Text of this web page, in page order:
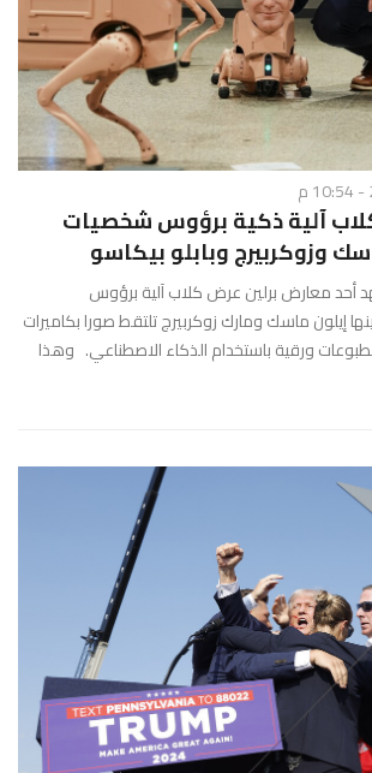
آلية ذكية برؤوس شخصيات
وزوكربيرج وبابلو بيكاسو
معارض برلين عرض كلاب آلية برؤوس
إيلون ماسك ومارك زوكربيرج تلتقط صورا بكاميرات
ورقية باستخدام الذكاء الاصطناعي. وهذا